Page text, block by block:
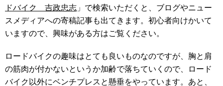
ドバイク 吉政忠志 」で検索いただくと、ブログやニュー
スメディアへの寄稿記事も出てきます。初心者向けかいて
いますので、興味がある方はご覧ください。
ロードバイクの趣味はとても良いものなのですが、胸と肩
の筋肉が付かないというか加齢で落ちていくので、ロード
バイク以外にベンチプレスと懸垂をやっています。あと、